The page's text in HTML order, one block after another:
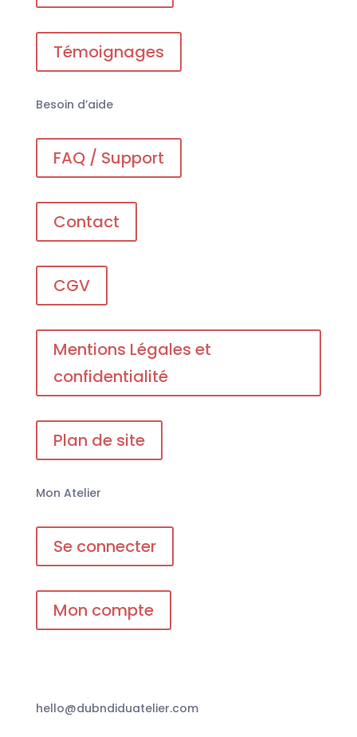
Témoignages
Besoin d’aide
FAQ / Support
Contact
CGV
Mentions Légales et
confidentialité
Plan de site
Mon Atelier
Se connecter
Mon compte
hello@dubndiduatelier.com